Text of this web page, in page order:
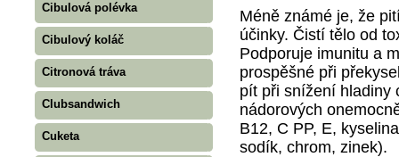
Cibulová polévka
Cibulový koláč
Citronová tráva
Clubsandwich
Cuketa
Méně známé je, že
účinky. Čistí tělo od
Podporuje imunitu a
prospěšné při
pít při snížení hladiny
nádorových
B12, C PP, E,
sodík, chrom, zinek).